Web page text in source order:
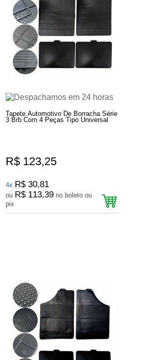
Tapete Automotivo De Borracha Série
3 Brb Com 4 Peças Tipo Universal
R$ 123,25
4x R$ 30,81
ou R$ 113,39 no boleto ou
pix